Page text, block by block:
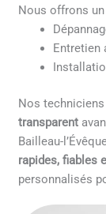
Nous offrons
Entretien
Nos
transparent
Bailleau-
rapides, fiables
personnalisés